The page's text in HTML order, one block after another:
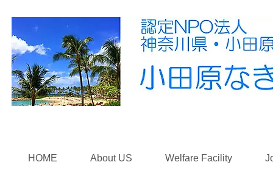
HOME About US Welfare Facility